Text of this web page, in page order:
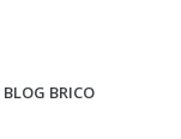
BLOG BRICO